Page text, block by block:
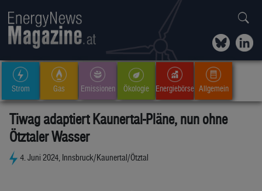
Strom Gas Emissionen Ökologie Energiebörse Allgemein
Tiwag adaptiert Kaunertal-Pläne, nun ohne
Ötztaler Wasser
4. Juni 2024, Innsbruck/Kaunertal/Ötztal